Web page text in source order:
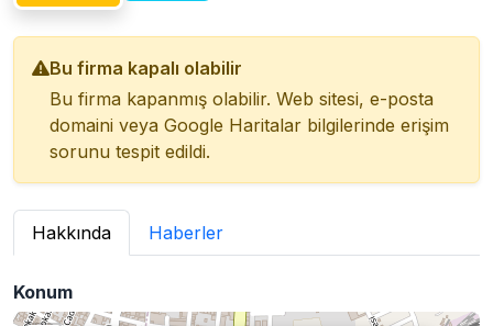
Bu firma kapalı olabilir
Bu firma kapanmış olabilir. Web sitesi, e-posta
domaini veya Google Haritalar bilgilerinde erişim
sorunu tespit edildi.
Hakkında Haberler
Konum